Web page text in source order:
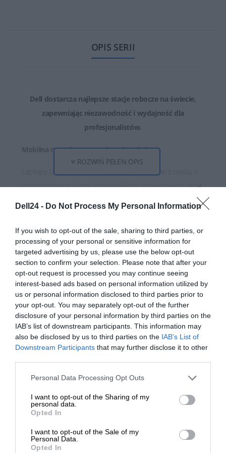
Dell24 - Do Not Process My Personal Information
If you wish to opt-out of the sale, sharing to third parties, or
processing of your personal or sensitive information for
targeted advertising by us, please use the below opt-out
section to confirm your selection. Please note that after your
opt-out request is processed you may continue seeing
interest-based ads based on personal information utilized by
us or personal information disclosed to third parties prior to
your opt-out. You may separately opt-out of the further
disclosure of your personal information by third parties on the
IAB’s list of downstream participants. This information may
also be disclosed by us to third parties on the IAB’s List of
Downstream Participants that may further disclose it to other
Personal Data Processing Opt Outs
I want to opt-out of the Sharing of my
personal data.
Opted In
I want to opt-out of the Sale of my
Personal Data.
Opted In
OPIS SERII
Dell dostarcza najlepsze stacje robocze na świecie,
zapewniając niezawodność i wydajność dla
profesjonalistów.
Mobilna moc do wymagających zadań
optymalizacji aplikacji biznesowych i projektowych, przy
wbudowanym NPU i GPU, oferują ekrany do 4K i
zapewniają długą żywotność baterii.
Od ponad 25 lat stacje robocze Dell zapewniają
wyjątkową wydajność i niezawodność, która pozwala na
obsługę najbardziej wymagających aplikacji. Niezależnie
czy naukowcem znajdziesz w szerokiej gamie stacji
roboczych Dell Pro Max rozwiązania dostosowane do
ROZWIŃ PEŁEN OPIS
Kupstację roboczą DELL Pro Maxtaniej o150 PLN. W
koszyku podaj kuponPROMAX150. Promocja tylko do 30
września!
OPIS PRODUKTU